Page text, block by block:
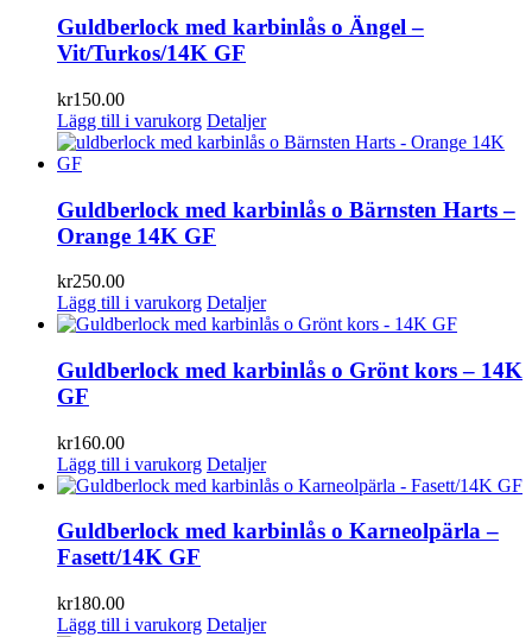
Guldberlock med karbinlås o Ängel –
Vit/Turkos/14K GF
kr150.00
Lägg till i varukorg Detaljer
Guldberlock med karbinlås o Bärnsten Harts –
Orange 14K GF
kr250.00
Lägg till i varukorg Detaljer
Guldberlock med karbinlås o Grönt kors – 14K
GF
kr160.00
Lägg till i varukorg Detaljer
Guldberlock med karbinlås o Karneolpärla –
Fasett/14K GF
kr180.00
Lägg till i varukorg Detaljer